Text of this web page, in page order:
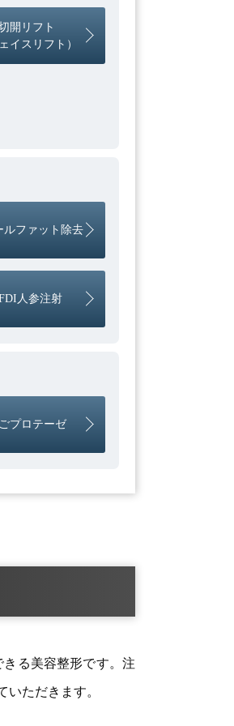
開リフト
イスリフト）
ルファット除去
人参注射
プロテーゼ
る美容整形です。注
ただきます。